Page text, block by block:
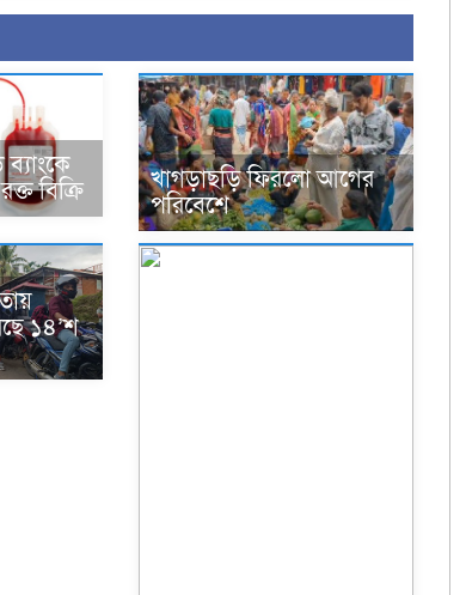
বিক্রি
খাগড়াছড়ি ফিরলো আগের
পরিবেশে
১৪’শ